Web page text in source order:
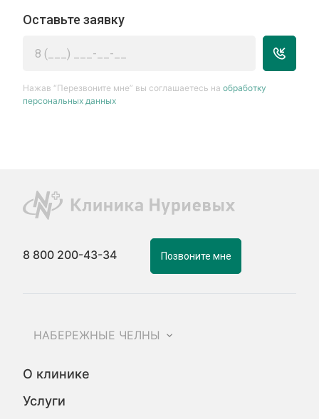
Оставьте заявку
Нажав “Перезвоните мне” вы соглашаетесь наобработку
персональных данных
8 800 200-43-34 Позвоните мне
НАБЕРЕЖНЫЕ ЧЕЛНЫ
О клинике
Услуги